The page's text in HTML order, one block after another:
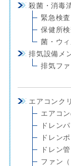
殺菌・消毒
緊急検
保健所
菌・ウ
排気設備メ
排気フ
エアコンク
エアコ
ドレン
ドレン
ドレン
ファン